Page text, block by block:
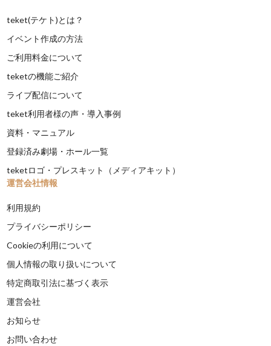
teket(テケト)とは？
イベント作成の方法
ご利用料金について
teketの機能ご紹介
ライブ配信について
teket利用者様の声・導入事例
資料・マニュアル
登録済み劇場・ホール一覧
teketロゴ・プレスキット（メディアキット）
運営会社情報
利用規約
プライバシーポリシー
Cookieの利用について
個人情報の取り扱いについて
特定商取引法に基づく表示
運営会社
お知らせ
お問い合わせ